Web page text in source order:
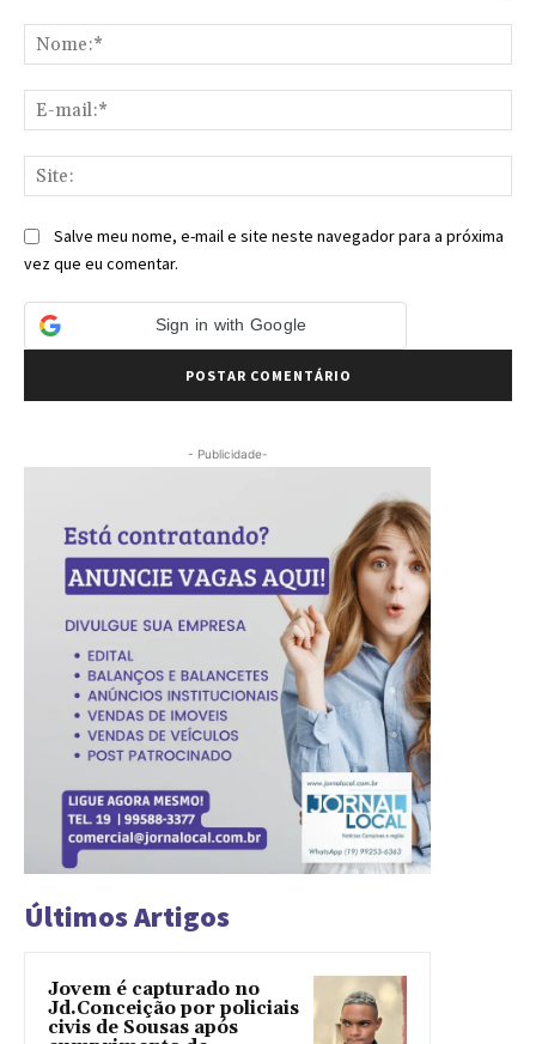
Salve meu nome, e-mail e site neste navegador para a próxima
vez que eu comentar.
Sign in with Google
- Publicidade-
Últimos Artigos
Jovem é capturado no
Jd.Conceição por policiais
civis de Sousas após